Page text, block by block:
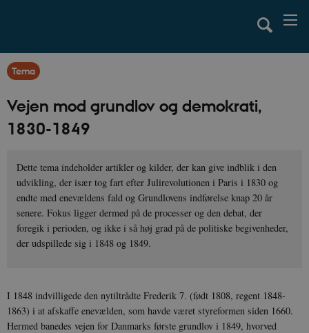
Tema
Vejen mod grundlov og demokrati,
1830-1849
Dette tema indeholder artikler og kilder, der kan give indblik i den
udvikling, der især tog fart efter Julirevolutionen i Paris i 1830 og
endte med enevældens fald og Grundlovens indførelse knap 20 år
senere. Fokus ligger dermed på de processer og den debat, der
foregik i perioden, og ikke i så høj grad på de politiske begivenheder,
der udspillede sig i 1848 og 1849.
I 1848 indvilligede den nytiltrådte Frederik 7. (født 1808, regent 1848-
1863) i at afskaffe enevælden, som havde været styreformen siden 1660.
Hermed banedes vejen for Danmarks første grundlov i 1849, hvorved